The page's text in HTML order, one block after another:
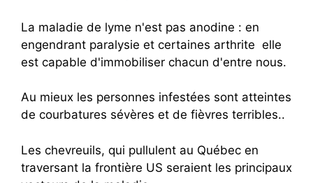
La maladie de lyme n'est pas anodine : en
engendrant paralysie et certaines arthrite elle
est capable d'immobiliser chacun d'entre nous.
Au mieux les personnes infestées sont atteintes
de courbatures sévères et de fièvres terribles..
Les chevreuils, qui pullulent au Québec en
traversant la frontière US seraient les principaux